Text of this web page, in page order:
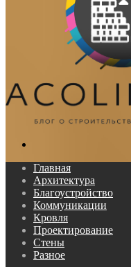
Главная
Архитектура
Благоустройство
Коммуникации
Кровля
Проектирование
Стены
Разное